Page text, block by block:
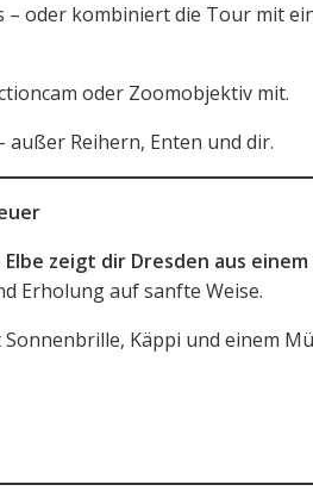
– oder kombiniert die Tour mit
oder Zoomobjektiv mit.
Reihern, Enten und dir.
Elbe zeigt dir Dresden aus einem
Erholung auf sanfte Weise.
Käppi und einem